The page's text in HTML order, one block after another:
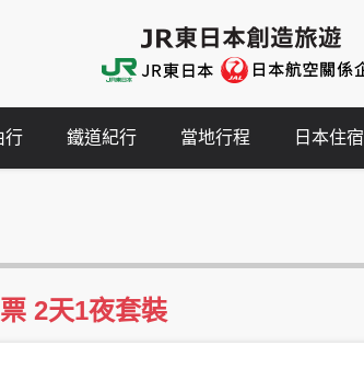
行 鐵道紀行 當地行程 日本住宿
2天1夜套裝